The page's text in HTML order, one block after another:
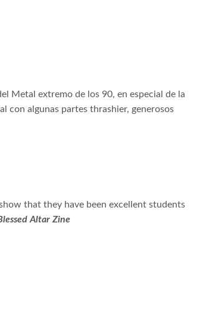
Metal extremo de los 90, en especial de la
con algunas partes thrashier, generosos
that they have been excellent students
Altar Zine